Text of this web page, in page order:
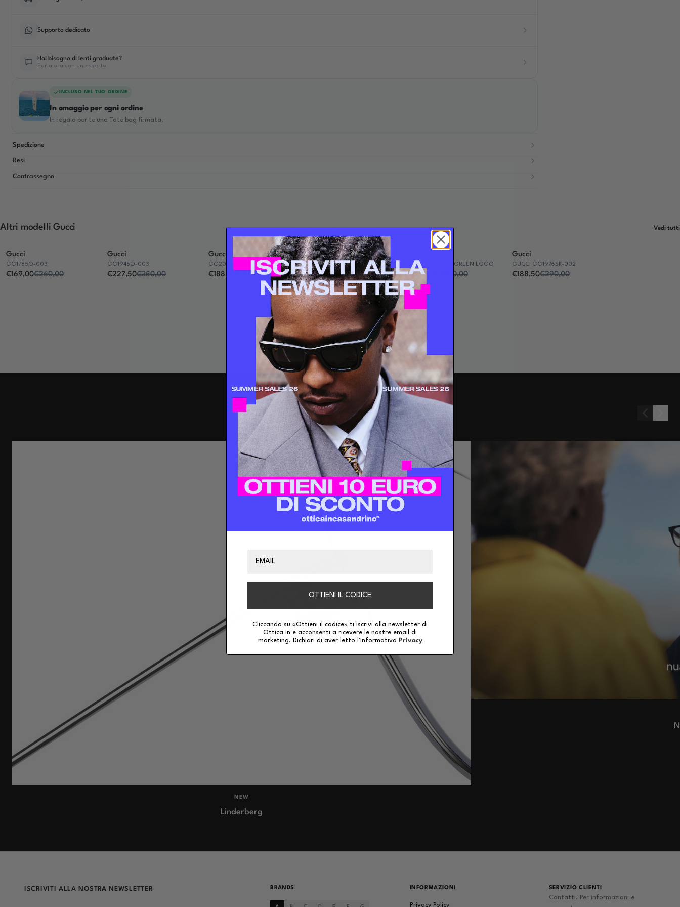
Spedizione
Resi
Contrassegno
Supporto dedicato
Hai bisogno di lenti graduate?
Parla ora con un esperto
INCLUSO NEL TUO ORDINE
In omaggio per ogni ordine
In regalo per te una Tote bag firmata,
Altri modelli Gucci Vedi tutti
Gucci
GG1785O-003
€169,00€260,00
Gucci
GG1945O-003
€227,50€350,00
Gucci
GG2023S-001 BLACK
€188,50 €290,00
Gucci
GG2073S-001
€286,00 €440,00
GG2045S-004 GREEN LOGO
€266,50 €410,00
Gucci
GUCCI GG1976SK-002
€188,50€290,00
News
NEW
Linderberg
ISCRIVITI ALLA NOSTRA NEWSLETTER BRANDS INFORMAZIONI
Privacy Policy
SERVIZIO CLIENTI
Contatti. Per informazioni e
OTTIENI IL CODICE
Cliccando su «Ottieni il codice» ti iscrivi alla newsletter di
Ottica In e acconsenti a ricevere le nostre email di
marketing. Dichiari di aver letto l'Informativa Privacy